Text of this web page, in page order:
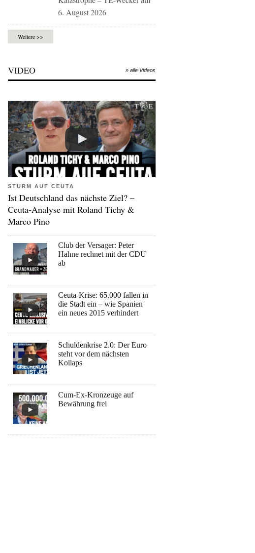
6. August 2026
Weitere >>
VIDEO » alle Videos
STURM AUF CEUTA
Ist Deutschland das nächste Ziel? –
Ceuta-Analyse mit Roland Tichy &
Marco Pino
Club der Versager: Peter
Hahne rechnet mit der CDU
ab
Ceuta-Krise: 65.000 fallen in
die Stadt ein – wie Spanien
ein neues 2015 verhindert
Schuldenkrise 2.0: Der Euro
steht vor dem nächsten
Kollaps
Cum-Ex-Kronzeuge auf
Bewährung frei